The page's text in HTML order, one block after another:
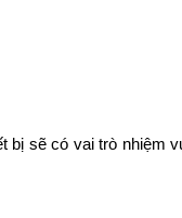
bị sẽ có vai trò nhiệm